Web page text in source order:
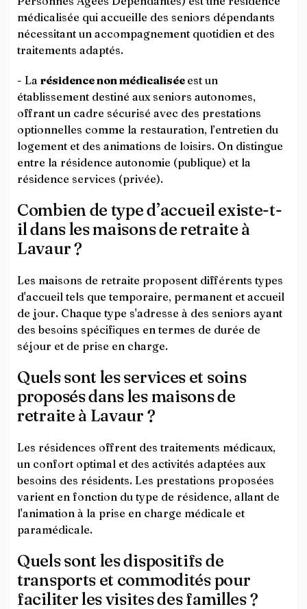
médicalisée qui accueille des seniors dépendants
nécessitant un accompagnement quotidien et des
traitements adaptés.
- La résidence non médicalisée est un
établissement destiné aux seniors autonomes,
offrant un cadre sécurisé avec des prestations
optionnelles comme la restauration, l’entretien du
logement et des animations de loisirs. On distingue
entre la résidence autonomie (publique) et la
résidence services (privée).
Combien de type d’accueil existe-t-
il dans les maisons de retraite à
Lavaur ?
Les maisons de retraite proposent différents types
d'accueil tels que temporaire, permanent et accueil
de jour. Chaque type s'adresse à des seniors ayant
des besoins spécifiques en termes de durée de
séjour et de prise en charge.
Quels sont les services et soins
proposés dans les maisons de
retraite à Lavaur ?
Les résidences offrent des traitements médicaux,
un confort optimal et des activités adaptées aux
besoins des résidents. Les prestations proposées
varient en fonction du type de résidence, allant de
l'animation à la prise en charge médicale et
paramédicale.
Quels sont les dispositifs de
transports et commodités pour
faciliter les visites des familles ?